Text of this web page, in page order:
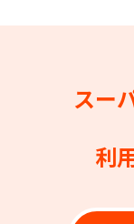
スー
利